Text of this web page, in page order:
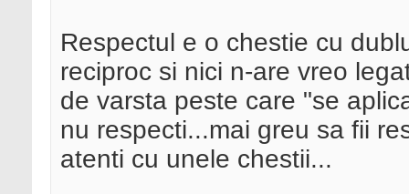
Respectul e o chestie cu
reciproc si nici n-are vreo
de varsta peste care "se
nu respecti...mai greu sa fii
atenti cu unele chestii...